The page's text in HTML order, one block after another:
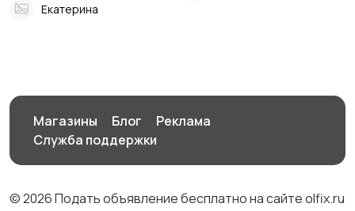
Екатерина
Магазины Блог
Реклама
Служба поддержки
© 2026 Подать объявление бесплатно на сайте olfix.ru